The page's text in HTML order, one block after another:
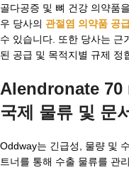
골다공증 및 뼈 건강 의약품
우 당사의 관절염 의약품 공
수 있습니다. 또한 당사는 근
된 공급 및 목적지별 규제 정
Alendronate
국제 물류 및 문
Oddway는 긴급성, 물량 및
트너를 통해 수출 물류를 관